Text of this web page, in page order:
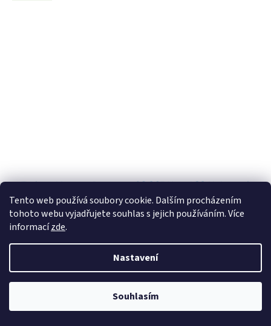
Tento web používá soubory cookie. Dalším procházením
tohoto webu vyjadřujete souhlas s jejich používáním. Více
informacízde.
Nastavení
Souhlasím
Traktor Massey Ferguson 8S.265 Xtra 1:32 Universal
Hobbies
Předobjednávka Kód:UH6851